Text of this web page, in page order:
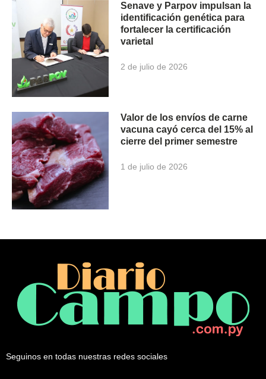
Senave y Parpov impulsan la
identificación genética para
fortalecer la certificación
varietal
2 de julio de 2026
Valor de los envíos de carne
vacuna cayó cerca del 15% al
cierre del primer semestre
1 de julio de 2026
Seguinos en todas nuestras redes sociales